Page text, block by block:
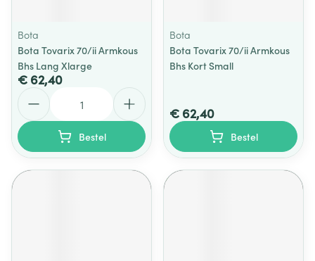
Bota
Bota Tovarix 70/ii Armkous
Bhs Lang Xlarge
€ 62,40
Bestel
Bota
Bota Tovarix 70/ii Armkous
Bhs Kort Small
€ 62,40
Bestel